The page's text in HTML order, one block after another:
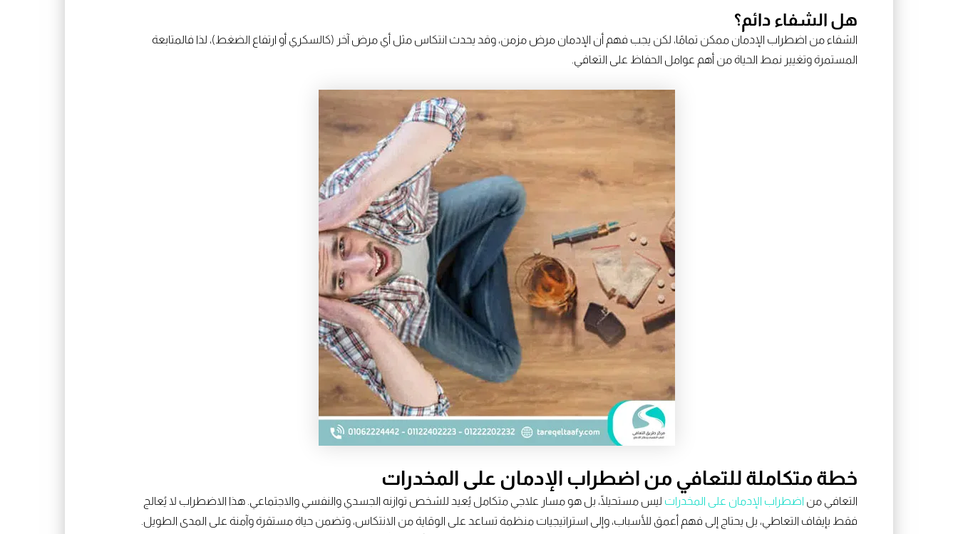
هل الشفاء دائم؟
الشفاء من اضطراب الإدمان ممكن تمامًا، لكن يجب فهم أن الإدمان مرض مزمن، وقد يحدث انتكاس مثل أي مرض آخر (كالسكري أو ارتفاع الضغط)، لذا فالمتابعة
المستمرة وتغيير نمط الحياة من أهم عوامل الحفاظ على التعافي.
خطة متكاملة للتعافي من اضطراب الإدمان على المخدرات
التعافي من اضطراب الإدمان على المخدرات ليس مستحيلًا، بل هو مسار علاجي متكامل يُعيد للشخص توازنه الجسدي والنفسي والاجتماعي. هذا الاضطراب لا يُعالج
فقط بإيقاف التعاطي، بل يحتاج إلى فهم أعمق للأسباب، وإلى استراتيجيات منظمة تساعد على الوقاية من الانتكاس، وتضمن حياة مستقرة وآمنة على المدى الطويل.